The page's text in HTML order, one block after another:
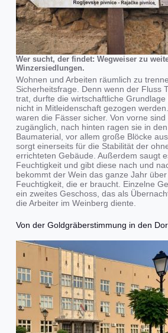
Wer sucht, der findet: Wegweiser zu
Winzersiedlungen.
Wohnen und Arbeiten räumlich zu
Sicherheitsfrage. Denn wenn der Fluss
trat, durfte die wirtschaftliche
nicht in Mitleidenschaft gezogen
waren die Fässer sicher. Von vorne
zugänglich, nach hinten ragen sie in
Baumaterial, vor allem große Blöcke
sorgt einerseits für die Stabilität der
errichteten Gebäude. Außerdem saugt
Feuchtigkeit und gibt diese nach und
bekommt der Wein das ganze Jahr
Feuchtigkeit, die er braucht. Einzelne
ein zweites Geschoss, das als
die Arbeiter im Weinberg diente.
Von der Goldgräberstimmung in den